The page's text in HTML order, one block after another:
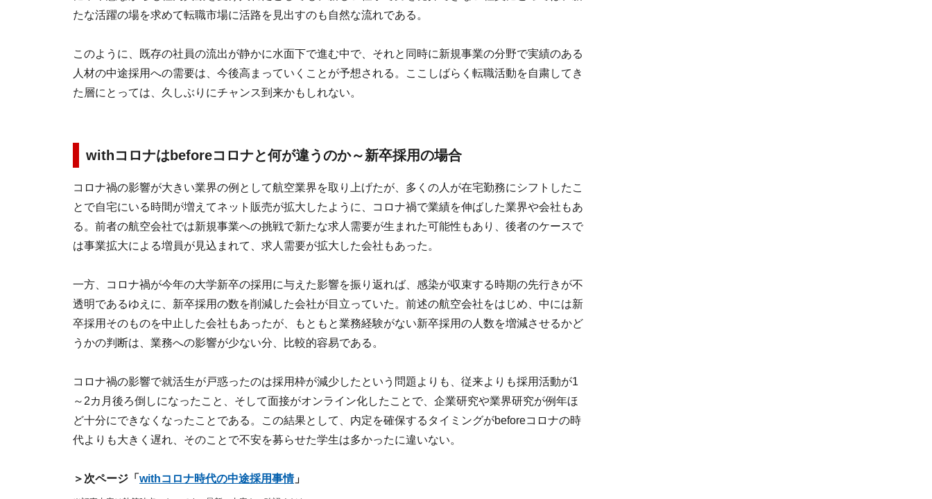
たな活躍の場を求めて転職市場に活路を見出すのも自然な流れである。
このように、既存の社員の流出が静かに水面下で進む中で、それと同時に新規事業の分野で実績のある
人材の中途採用への需要は、今後高まっていくことが予想される。ここしばらく転職活動を自粛してき
た層にとっては、久しぶりにチャンス到来かもしれない。
withコロナはbeforeコロナと何が違うのか～新卒採用の場合
コロナ禍の影響が大きい業界の例として航空業界を取り上げたが、多くの人が在宅勤務にシフトしたこ
とで自宅にいる時間が増えてネット販売が拡大したように、コロナ禍で業績を伸ばした業界や会社もあ
る。前者の航空会社では新規事業への挑戦で新たな求人需要が生まれた可能性もあり、後者のケースで
は事業拡大による増員が見込まれて、求人需要が拡大した会社もあった。
一方、コロナ禍が今年の大学新卒の採用に与えた影響を振り返れば、感染が収束する時期の先行きが不
透明であるゆえに、新卒採用の数を削減した会社が目立っていた。前述の航空会社をはじめ、中には新
卒採用そのものを中止した会社もあったが、もともと業務経験がない新卒採用の人数を増減させるかど
うかの判断は、業務への影響が少ない分、比較的容易である。
コロナ禍の影響で就活生が戸惑ったのは採用枠が減少したという問題よりも、従来よりも採用活動が1
～2カ月後ろ倒しになったこと、そして面接がオンライン化したことで、企業研究や業界研究が例年ほ
ど十分にできなくなったことである。この結果として、内定を確保するタイミングがbeforeコロナの時
代よりも大きく遅れ、そのことで不安を募らせた学生は多かったに違いない。
＞次ページ「 withコロナ時代の中途採用事情」